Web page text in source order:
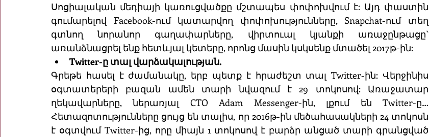
Սոցիալական մեդիայի կառուցվածքը մշտապես փոփոխվում է: Այդ փաստին
գումարելով Facebook-ում կատարվող փոփոխությունները, Snapchat-ում տեղ
գտնող նորանոր գաղափարները, վիրտուալ կյանքի առաջընթացը`
առանձնացրել ենք հետևյալ կետերը, որոնց մասին կսկսենք մտածել 2017թ-ին:
Twitter-ը տալ վարձակալության.
Գրեթե հասել է ժամանակը, երբ պետք է հրաժեշտ տալ Twitter-ին: Վերջինիս
օգտատերերի բազան ամեն տարի նվազում է 29 տոկոսով: Առաջատար
ղեկավարները, ներառյալ CTO Adam Messenger-ին, լքում են Twitter-ը…
Հետազոտությունները ցույց են տալիս, որ 2016թ-ին մեծահասակների 24 տոկոսն
է օգտվում Twitter-ից, որը միայն 1 տոկոսով է բարձր անցած տարի գրանցված